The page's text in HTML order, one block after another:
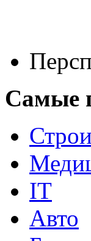
Самые
IT
Авто